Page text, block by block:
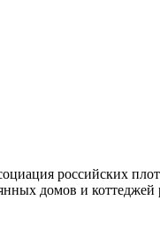
российских
домов и